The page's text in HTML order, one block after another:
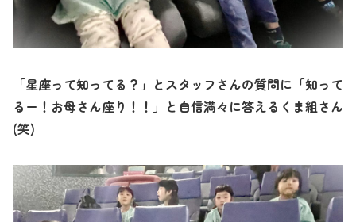
「星座って知ってる？」とスタッフさんの質問に「知って
るー！お母さん座り！！」と自信満々に答えるくま組さん
(笑)